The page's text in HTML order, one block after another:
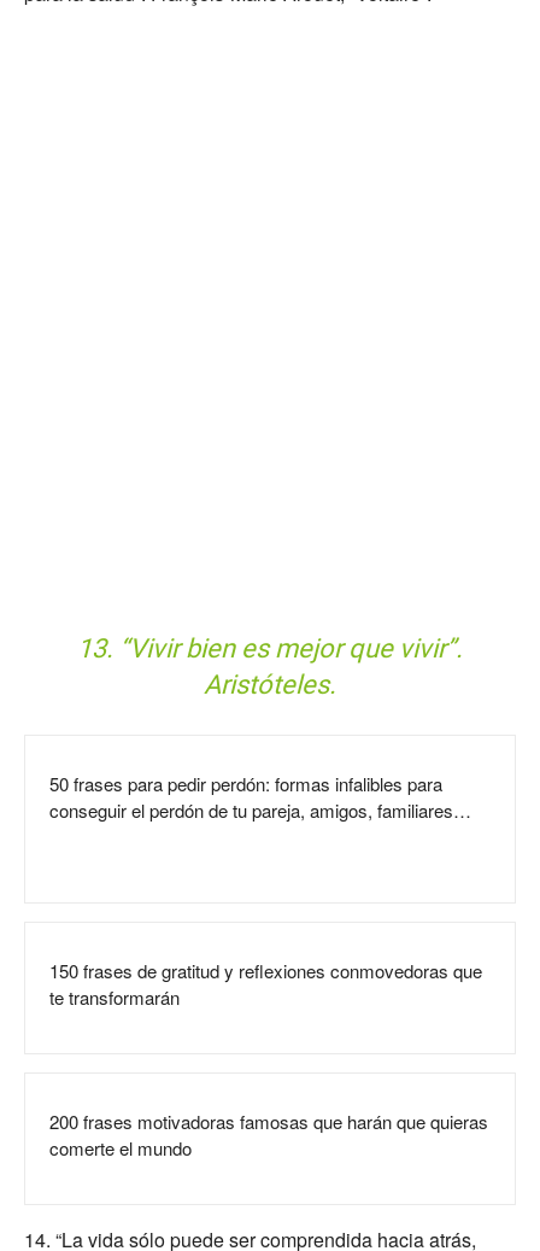
13. “Vivir bien es mejor que vivir”.
Aristóteles.
50 frases para pedir perdón: formas infalibles para
conseguir el perdón de tu pareja, amigos, familiares…
150 frases de gratitud y reflexiones conmovedoras que
te transformarán
200 frases motivadoras famosas que harán que quieras
comerte el mundo
14. “La vida sólo puede ser comprendida hacia atrás,